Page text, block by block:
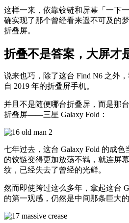
这样一来，依靠铰链和屏幕「一下
确实现了那个曾经看来遥不可及的
折叠屏。
折叠不是答案，大屏才
说来也巧，除了这台 Find N6 之外
自 2019 年的折叠屏手机。
并且不是随便哪台折叠屏，而是那
折叠屏——三星 Galaxy Fold：
七年过去，这台 Galaxy Fold 的成
的铰链变得更加放荡不羁，就连屏
纹，已经失去了曾经的光鲜。
然而即使跨过这么多年，拿起这台
的第一观感，仍然是中间那条巨大的